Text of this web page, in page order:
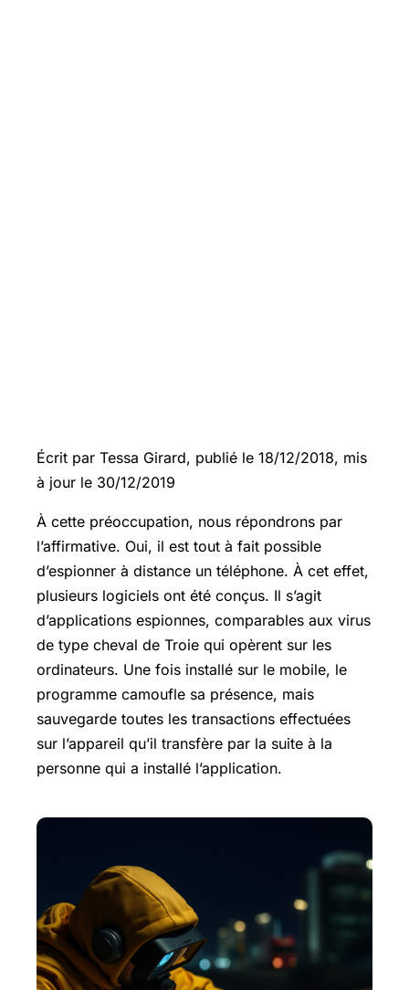
Écrit par Tessa Girard, publié le 18/12/2018, mis
à jour le 30/12/2019
À cette préoccupation, nous répondrons par
l’affirmative. Oui, il est tout à fait possible
d’espionner à distance un téléphone. À cet effet,
plusieurs logiciels ont été conçus. Il s’agit
d’applications espionnes, comparables aux virus
de type cheval de Troie qui opèrent sur les
ordinateurs. Une fois installé sur le mobile, le
programme camoufle sa présence, mais
sauvegarde toutes les transactions effectuées
sur l’appareil qu’il transfère par la suite à la
personne qui a installé l’application.